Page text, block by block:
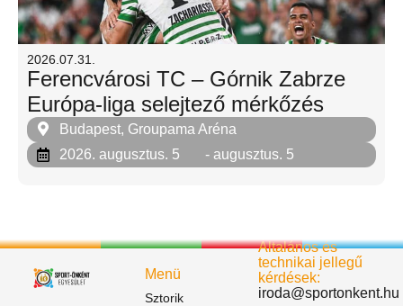
2026.07.31.
Ferencvárosi TC – Górnik Zabrze
Európa-liga selejtező mérkőzés
Budapest, Groupama Aréna
2026. augusztus. 5
- augusztus. 5
Menü
Sztorik
Általános és
technikai jellegű
kérdések:
iroda@sportonkent.hu